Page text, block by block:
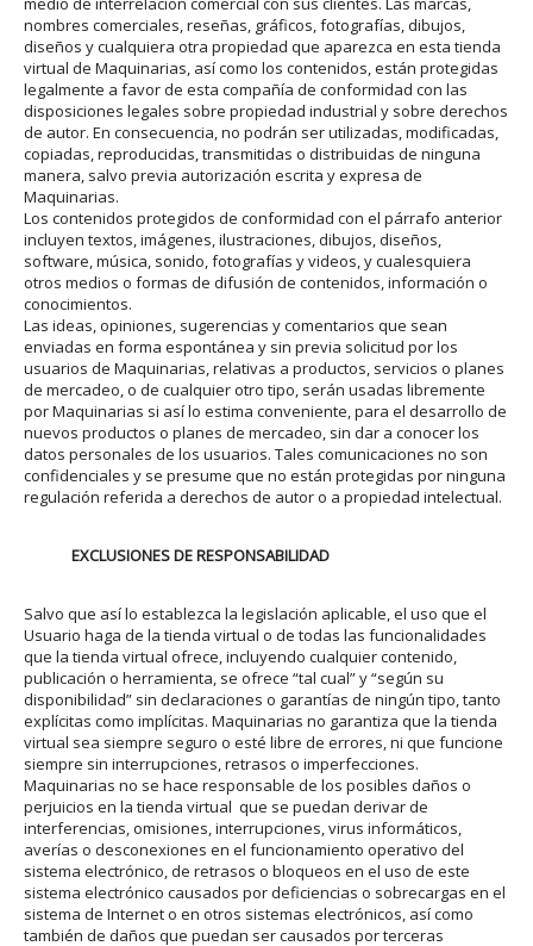
nombres comerciales, reseñas, gráficos, fotografías, dibujos,
diseños y cualquiera otra propiedad que aparezca en esta tienda
virtual de Maquinarias, así como los contenidos, están protegidas
legalmente a favor de esta compañía de conformidad con las
disposiciones legales sobre propiedad industrial y sobre derechos
de autor. En consecuencia, no podrán ser utilizadas, modificadas,
copiadas, reproducidas, transmitidas o distribuidas de ninguna
manera, salvo previa autorización escrita y expresa de
Maquinarias.
Los contenidos protegidos de conformidad con el párrafo anterior
incluyen textos, imágenes, ilustraciones, dibujos, diseños,
software, música, sonido, fotografías y videos, y cualesquiera
otros medios o formas de difusión de contenidos, información o
conocimientos.
Las ideas, opiniones, sugerencias y comentarios que sean
enviadas en forma espontánea y sin previa solicitud por los
usuarios de Maquinarias, relativas a productos, servicios o planes
de mercadeo, o de cualquier otro tipo, serán usadas libremente
por Maquinarias si así lo estima conveniente, para el desarrollo de
nuevos productos o planes de mercadeo, sin dar a conocer los
datos personales de los usuarios. Tales comunicaciones no son
confidenciales y se presume que no están protegidas por ninguna
regulación referida a derechos de autor o a propiedad intelectual.
EXCLUSIONES DE RESPONSABILIDAD
Salvo que así lo establezca la legislación aplicable, el uso que el
Usuario haga de la tienda virtual o de todas las funcionalidades
que la tienda virtual ofrece, incluyendo cualquier contenido,
publicación o herramienta, se ofrece “tal cual” y “según su
disponibilidad” sin declaraciones o garantías de ningún tipo, tanto
explícitas como implícitas. Maquinarias no garantiza que la tienda
virtual sea siempre seguro o esté libre de errores, ni que funcione
siempre sin interrupciones, retrasos o imperfecciones.
Maquinarias no se hace responsable de los posibles daños o
perjuicios en la tienda virtual que se puedan derivar de
interferencias, omisiones, interrupciones, virus informáticos,
averías o desconexiones en el funcionamiento operativo del
sistema electrónico, de retrasos o bloqueos en el uso de este
sistema electrónico causados por deficiencias o sobrecargas en el
sistema de Internet o en otros sistemas electrónicos, así como
también de daños que puedan ser causados por terceras